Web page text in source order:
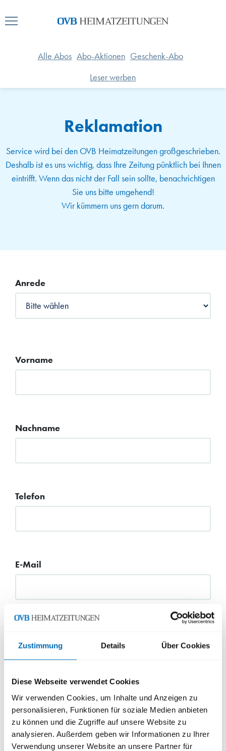
Zustimmung Details Über Cookies
Diese Webseite verwendet Cookies
Wir verwenden Cookies, um Inhalte und Anzeigen zu
personalisieren, Funktionen für soziale Medien anbieten
zu können und die Zugriffe auf unsere Website zu
analysieren. Außerdem geben wir Informationen zu Ihrer
Verwendung unserer Website an unsere Partner für
Alle Abos Abo-Aktionen Geschenk-Abo
Leser werben
Reklamation
Service wird bei den OVB Heimatzeitungen großgeschrieben.
Deshalb ist es uns wichtig, dass Ihre Zeitung pünktlich bei Ihnen
eintrifft. Wenn das nicht der Fall sein sollte, benachrichtigen
Sie uns bitte umgehend!
Wir kümmern uns gern darum.
Anrede
Vorname
Nachname
Telefon
E-Mail
PLZ